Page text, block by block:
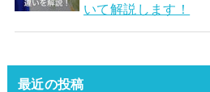
いて解説します！
最近の投稿